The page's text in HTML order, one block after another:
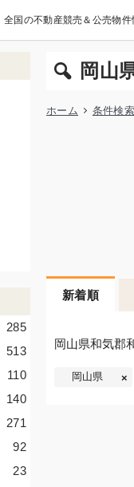
全国の不動産競売＆公売物件
岡山
ホーム 条件検索
新着順
岡山県和気郡
岡山県
285
513
110
140
271
92
23